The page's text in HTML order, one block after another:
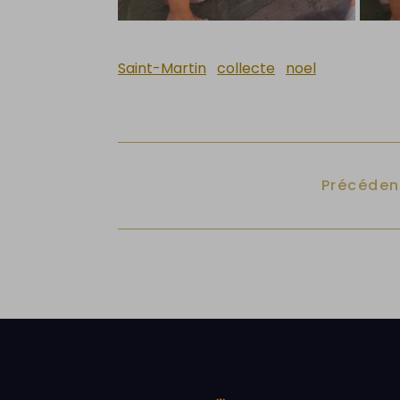
Saint-Martin collecte noel
Article